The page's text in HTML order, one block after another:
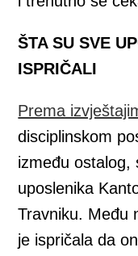
ŠTA SU SVE
ISPRIČALI
Prema
disciplinskom
između ostalog,
uposlenika
Travniku. Među
je ispričala da